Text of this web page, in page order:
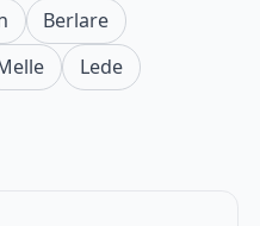
Berlare
Lede